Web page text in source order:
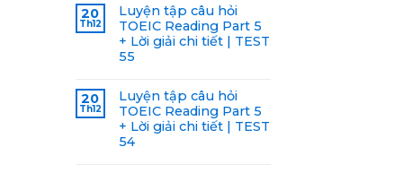
20
Th12
Luyện tập câu hỏi
TOEIC Reading Part 5
+ Lời giải chi tiết | TEST
55
20
Th12
Luyện tập câu hỏi
TOEIC Reading Part 5
+ Lời giải chi tiết | TEST
54